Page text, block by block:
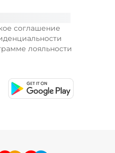
соглашение
лояльности